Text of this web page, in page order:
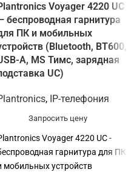
Voyager 4220 UC
беспроводная гарнитура
ПК и мобильных
(Bluetooth, BT600,
A, MS Тимс, зарядная
UC)
, IP-телефония
Запросить цену
Voyager 4220 UC -
гарнитура для ПК
мобильных устройств